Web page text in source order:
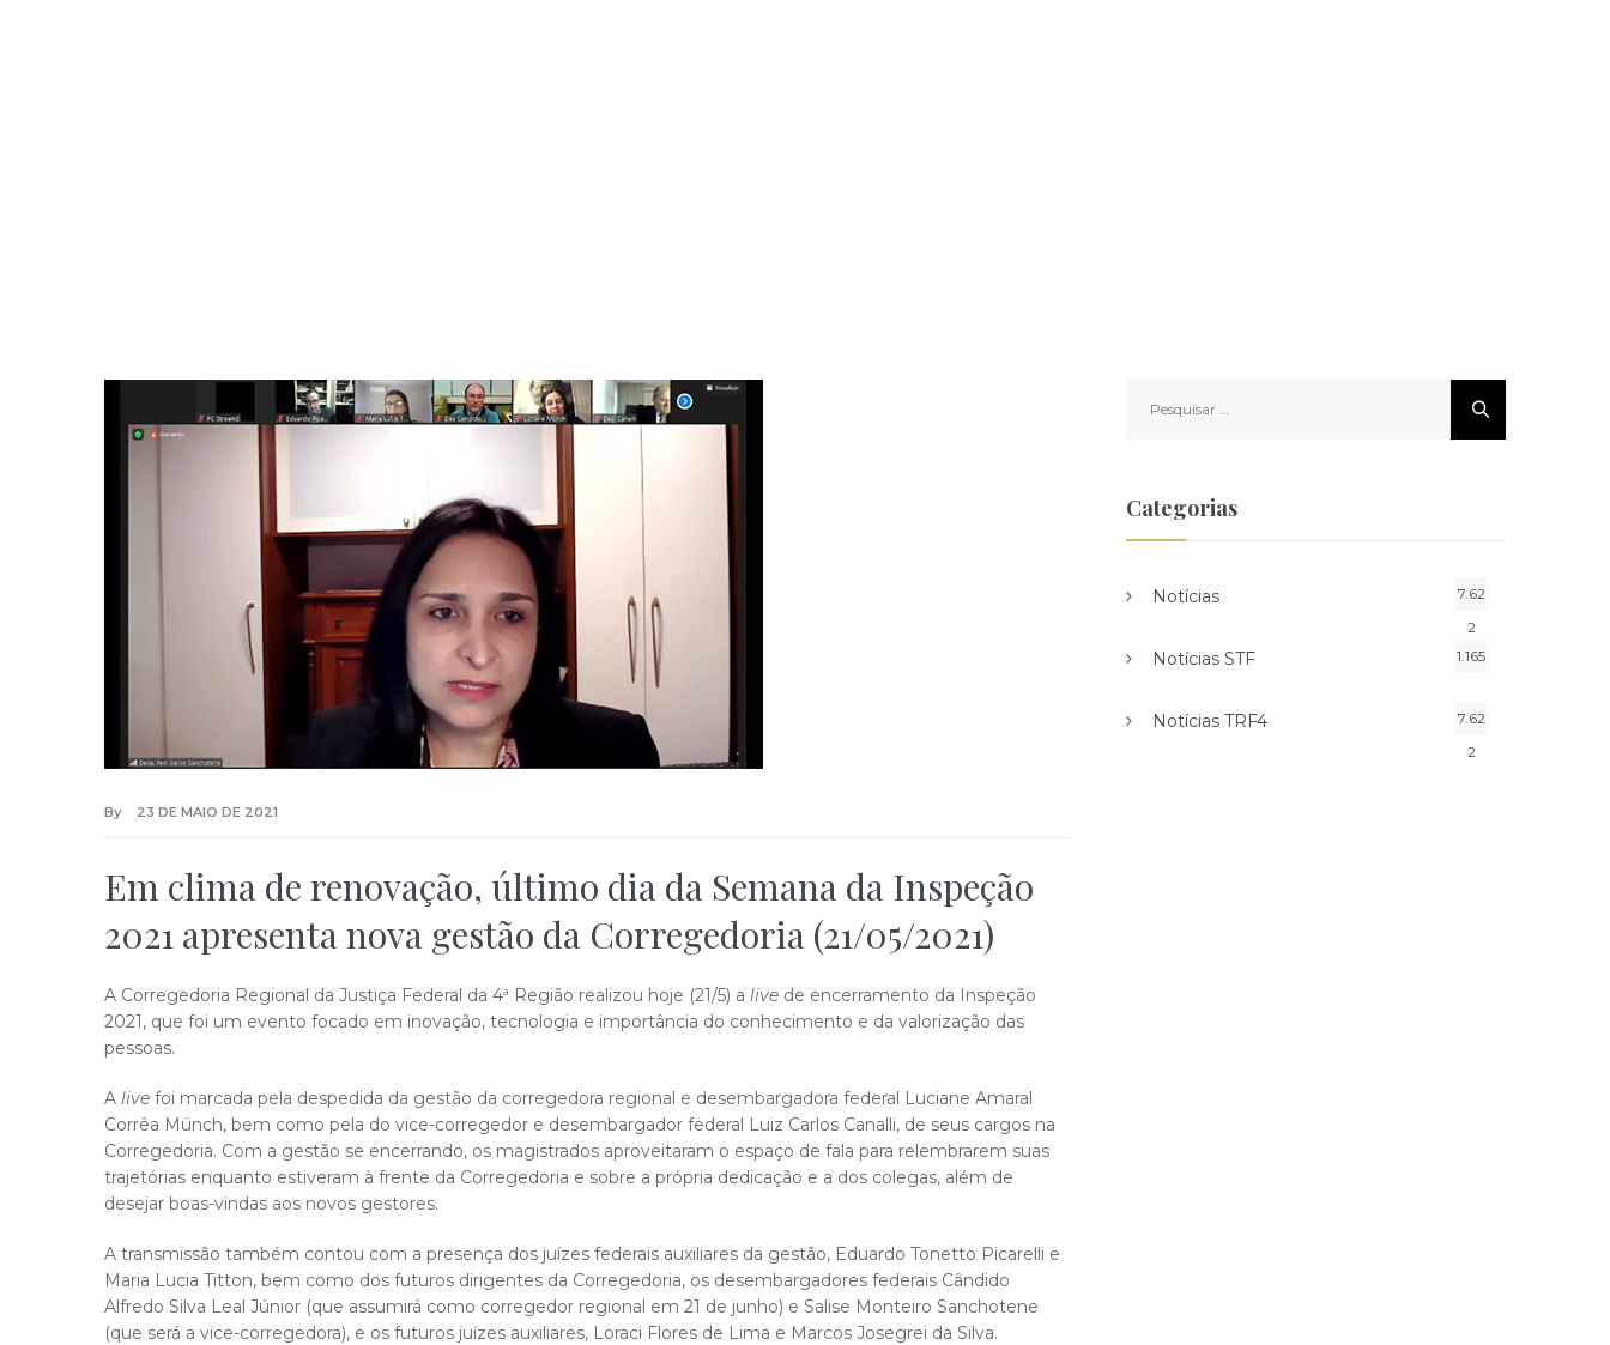
By 23 DE MAIO DE 2021
Em clima de renovação, último dia da Semana da Inspeção
2021 apresenta nova gestão da Corregedoria (21/05/2021)
A Corregedoria Regional da Justiça Federal da 4ª Região realizou hoje (21/5) a live de encerramento da Inspeção
2021, que foi um evento focado em inovação, tecnologia e importância do conhecimento e da valorização das
pessoas.
A live foi marcada pela despedida da gestão da corregedora regional e desembargadora federal Luciane Amaral
Corrêa Münch, bem como pela do vice-corregedor e desembargador federal Luiz Carlos Canalli, de seus cargos na
Corregedoria. Com a gestão se encerrando, os magistrados aproveitaram o espaço de fala para relembrarem suas
trajetórias enquanto estiveram à frente da Corregedoria e sobre a própria dedicação e a dos colegas, além de
desejar boas-vindas aos novos gestores.
A transmissão também contou com a presença dos juízes federais auxiliares da gestão, Eduardo Tonetto Picarelli e
Maria Lucia Titton, bem como dos futuros dirigentes da Corregedoria, os desembargadores federais Cândido
Alfredo Silva Leal Júnior (que assumirá como corregedor regional em 21 de junho) e Salise Monteiro Sanchotene
(que será a vice-corregedora), e os futuros juízes auxiliares, Loraci Flores de Lima e Marcos Josegrei da Silva.
por:
Categorias
Notícias
7.62
2
Notícias STF 1.165
Notícias TRF4
7.62
2